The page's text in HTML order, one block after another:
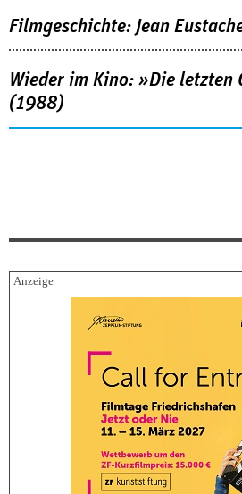
Filmgeschichte: Jean
Wieder im Kino: »Die letzten
(1988)